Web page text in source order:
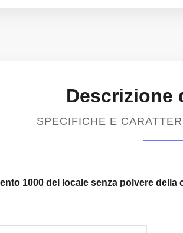
Descrizione
SPECIFICHE E
1000 del locale senza polvere